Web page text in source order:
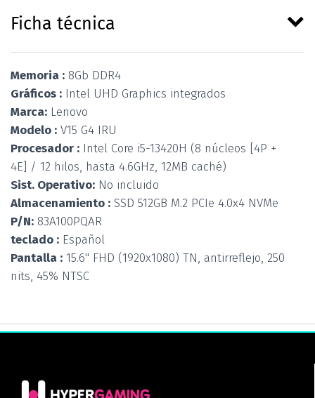
Ficha técnica
Memoria : 8Gb DDR4
Gráficos : Intel UHD Graphics integrados
Marca: Lenovo
Modelo : V15 G4 IRU
Procesador : Intel Core i5-13420H (8 núcleos [4P +
4E] / 12 hilos, hasta 4.6GHz, 12MB caché)
Sist. Operativo: No incluido
Almacenamiento : SSD 512GB M.2 PCIe 4.0x4 NVMe
P/N: 83A100PQAR
teclado : Español
Pantalla : 15.6" FHD (1920x1080) TN, antirreflejo, 250
nits, 45% NTSC